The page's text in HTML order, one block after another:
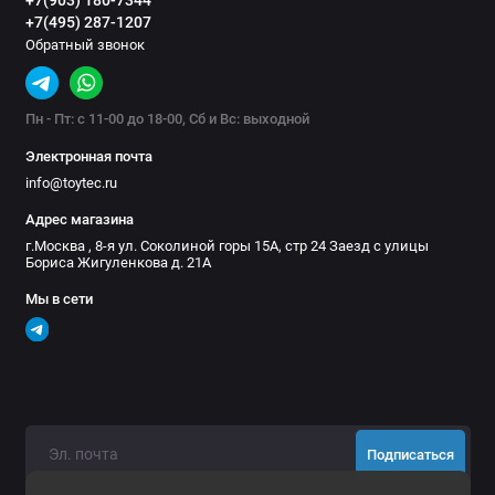
Мангалы, казаны и грили
Маркизы
Ножи и мультитулы
Палки треккинговые
Паракорд
+7(495) 287-1207
Обратный звонок
Пн - Пт: с 11-00 до 18-00, Сб и Вс: выходной
Электронная почта
info@toytec.ru
Адрес магазина
г.Москва , 8-я ул. Соколиной горы 15А, стр 24 Заезд с улицы
Бориса Жигуленкова д. 21А
Мы в сети
Подписаться